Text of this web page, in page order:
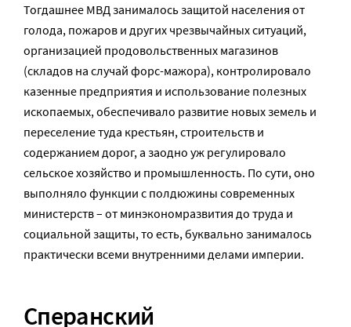
Тогдашнее МВД занималось защитой населения от
голода, пожаров и других чрезвычайных ситуаций,
организацией продовольственных магазинов
(складов на случай форс-мажора), контролировало
казенные предприятия и использование полезных
ископаемых, обеспечивало развитие новых земель и
переселение туда крестьян, строительств и
содержанием дорог, а заодно уж регулировало
сельское хозяйство и промышленность. По сути, оно
выполняло функции с полдюжины современных
министерств – от минэкономразвития до труда и
социальной защиты, то есть, буквально занималось
практически всеми внутренними делами империи.
Сперанский